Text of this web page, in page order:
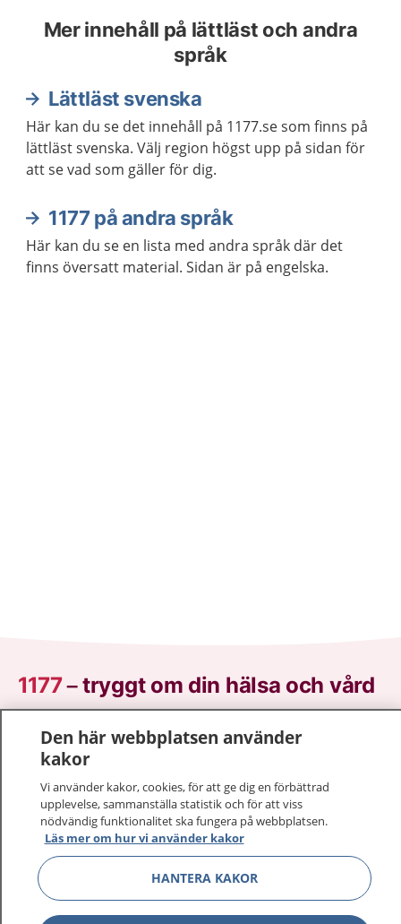
Mer innehåll på lättläst och andra
språk
Lättläst svenska
Här kan du se det innehåll på 1177.se som finns på
lättläst svenska. Välj region högst upp på sidan för
att se vad som gäller för dig.
1177 på andra språk
Här kan du se en lista med andra språk där det
finns översatt material. Sidan är på engelska.
1177–tryggt om din hälsa och vård
På 1177.se får du råd om hälsa och information om
sjukdomar och vilka mottagningar du kan kontakta.
Logga in för att läsa din journal och göra dina
vårdärenden. Ring telefonnummer 1177 för
sjukvårdsrådgivning dygnet runt.
1177 ger dig råd när du vill må bättre.
Den här webbplatsen använder
kakor
Vi använder kakor, cookies, för att ge dig en förbättrad
upplevelse, sammanställa statistik och för att viss
nödvändig funktionalitet ska fungera på webbplatsen.
Läs mer om hur vi använder kakor
HANTERA KAKOR